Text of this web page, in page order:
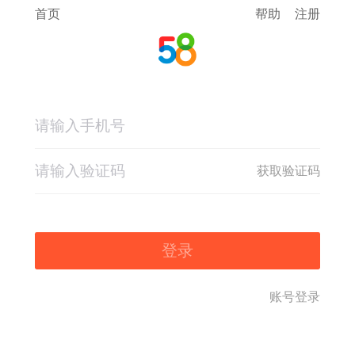
首页 帮助 注册
获取验证码
登录
账号登录